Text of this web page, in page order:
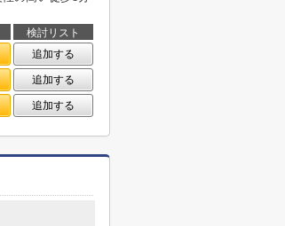
検討リスト
追加する
追加する
追加する